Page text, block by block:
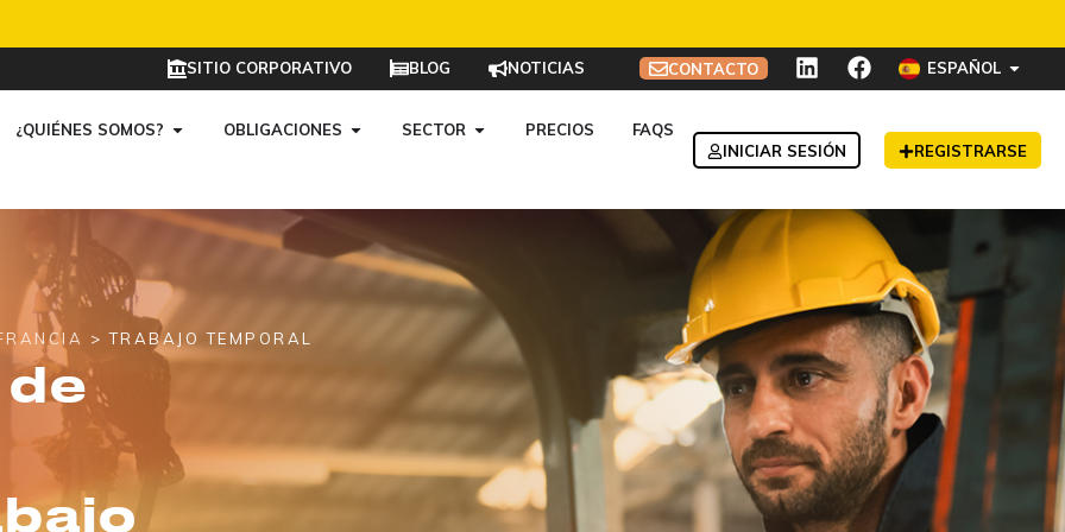
Más información
Más información
Más información
SITIO CORPORATIVO BLOG NOTICIAS CONTACTO ESPAÑOL
¿QUIÉNES SOMOS? OBLIGACIONES SECTOR PRECIOS
FAQS
INICIAR SESIÓN
REGISTRARSE
> TRABAJO TEMPORAL